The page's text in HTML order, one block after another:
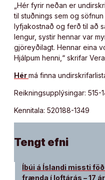
„Hér fyrir neðan er
til stuðnings sem og
lyfjakostnað og ferð til að
lengur, systir hennar var
gjöreyðilagt. Hennar eina
Hjálpum henni,“ skrifar
Hérmá finna
Reikningsupplýsingar: 515-
Kennitala: 520188-1349
Tengt efni
Íbúi á Íslandi missti
frænda í loftárás – 17